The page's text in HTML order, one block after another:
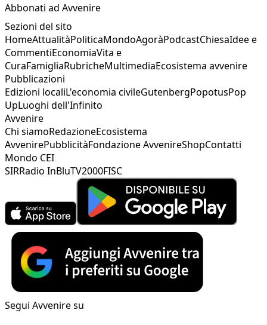
Abbonati ad Avvenire
Sezioni del sito
HomeAttualitàPoliticaMondoAgoràPodcastChiesaIdee e
CommentiEconomiaVita e
CuraFamigliaRubricheMultimediaEcosistema avvenire
Pubblicazioni
Edizioni localiL'economia civileGutenbergPopotusPop
UpLuoghi dell'Infinito
Avvenire
Chi siamoRedazioneEcosistema
AvvenirePubblicitàFondazione AvvenireShopContatti
Mondo CEI
SIRRadio InBluTV2000FISC
Segui Avvenire su